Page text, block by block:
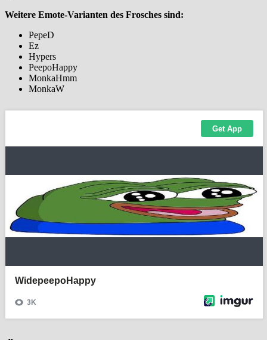
Weitere Emote-Varianten des Frosches sind:
PepeD
Ez
Hypers
PeepoHappy
MonkaHmm
MonkaW